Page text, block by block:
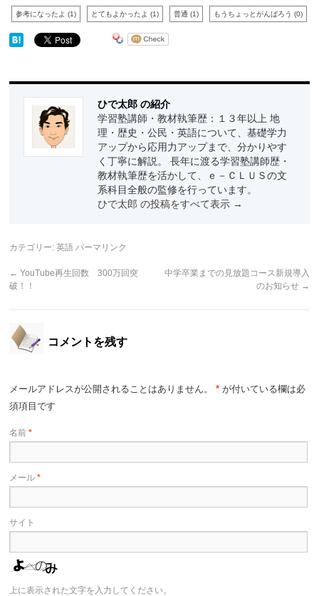
参考になったよ(1) とてもよかったよ(1) 普通(1) もうちょっとがんばろう(0)
ひで太郎 の紹介
学習塾講師・教材執筆歴：１３年以上 地
理・歴史・公民・英語について、基礎学力
アップから応用力アップまで、分かりやす
く丁寧に解説。 長年に渡る学習塾講師歴・
教材執筆歴を活かして、ｅ－ＣＬＵＳの文
系科目全般の監修を行っています。
ひで太郎 の投稿をすべて表示 →
カテゴリー:英語 パーマリンク
← YouTube再生回数 300万回突
破！！
中学卒業までの見放題コース新規導入
のお知らせ →
コメントを残す
メールアドレスが公開されることはありません。 * が付いている欄は必
須項目です
名前*
メール*
サイト
上に表示された文字を入力してください。